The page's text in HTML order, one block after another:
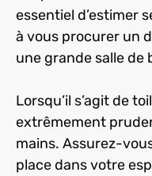
essentiel d’estimer
à vous procurer un
une grande salle de
Lorsqu’il s’agit de
extrêmement
mains. Assurez-
place dans votre